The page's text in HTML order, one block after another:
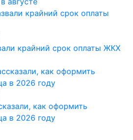
крайний срок оплаты ЖКХ
как оформить
в 2026 году